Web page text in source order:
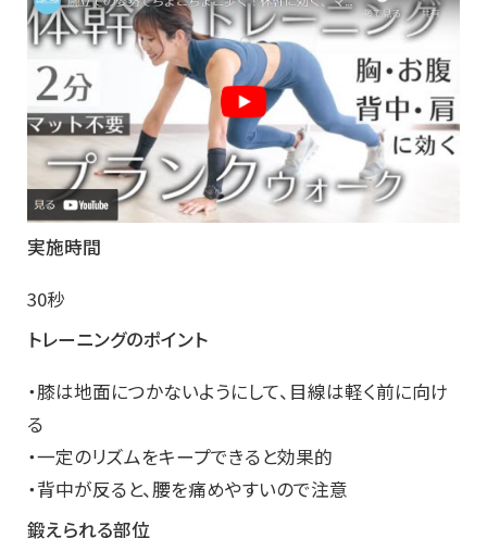
実施時間
30秒
トレーニングのポイント
・膝は地面につかないようにして、目線は軽く前に向け
る
・一定のリズムをキープできると効果的
・背中が反ると、腰を痛めやすいので注意
鍛えられる部位